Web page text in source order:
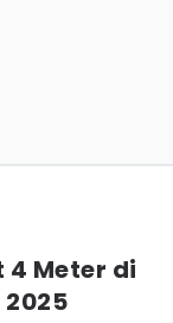
Meter di